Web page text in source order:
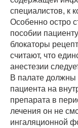
специалистов, к
Особенно остро
пособии
блокаторы
считают, что
анестезии
В палате должны
пациента на
препарата в
лечения он не
ингаляционной